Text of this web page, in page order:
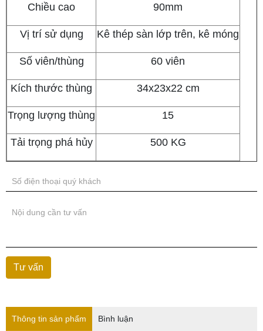
Chiều cao 90mm
Vị trí sử dụng Kê thép sàn lớp trên, kê móng
Số viên/thùng 60 viên
Kích thước thùng 34x23x22 cm
Trọng lượng thùng 15
Tải trọng phá hủy 500 KG
Thông tin sản phẩm Bình luận